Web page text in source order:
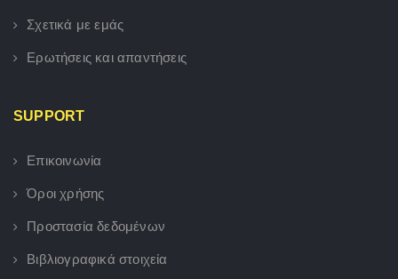
Σχετικά με εμάς
Ερωτήσεις και απαντήσεις
SUPPORT
Επικοινωνία
Όροι χρήσης
Προστασία δεδομένων
Βιβλιογραφικά στοιχεία